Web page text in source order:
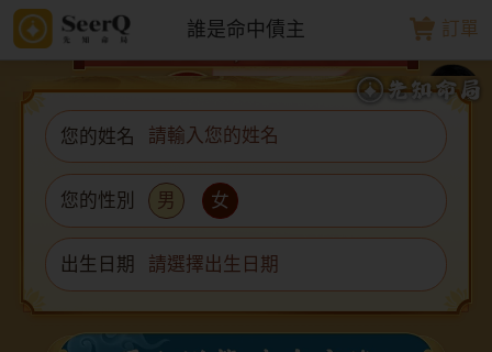
誰是命中債主 訂單
您的姓名
您的性別 男 女
出生日期 請選擇出生日期